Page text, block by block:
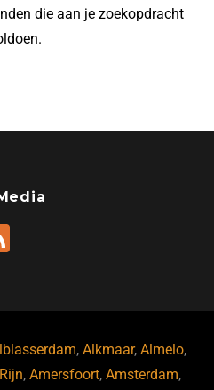
die aan je zoekopdracht
,Alkmaar,Almelo,
,Amersfoort,Amsterdam,